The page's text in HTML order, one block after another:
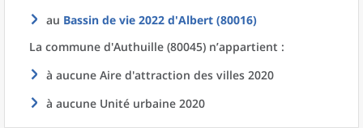
au Bassin de vie 2022 d'Albert (80016)
La commune d'Authuille (80045) n’appartient :
à aucune Aire d'attraction des villes 2020
à aucune Unité urbaine 2020